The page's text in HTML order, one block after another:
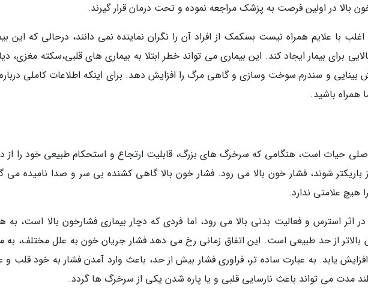
بالا در اولین فرصت به پزشک مراجعه نموده و تحت درمان قرار گیرند.
اغلب با علایم همراه نیست بسکمک از افراد آن را نگران نماینده نمی دانند، درحالی که این
برای بیمار ایجاد کند. این بیماری می تواند خطر ابتلا به بیماری های قلبی،سکته مغزی،
بینایی و سندرم سوخت وسازی و گاهی مرگ را افزایش دهد. برای اینکه اطلاعات کاملی
همراه باشید.
حیات است، هنگامی که سرخرگ های بزرگ، قابلیت ارتجاع و استحکام طبیعی خود را
شوند، فشار خون بالا می رود. فشار خون بالا گاهی کشنده بی سر و صدا نامیده می
هیچ علامتی ندارد.
اثر استرس و فعالیت بدنی بالا می رود، اما فردی که دچار بیماری فشارخون بالا است، به
از حد طبیعی است. این اتفاق زمانی رخ می دهد فشار جریان خون به علل مختلف، به
یابد. به عبارت ساده تر، فراوری فشار بیش از حد، باعث وارد آمدن فشار به خود قلب و
مدت می تواند باعث نارسایی قلبی و یا پاره شدن یکی از سرخرگ ها گردد.